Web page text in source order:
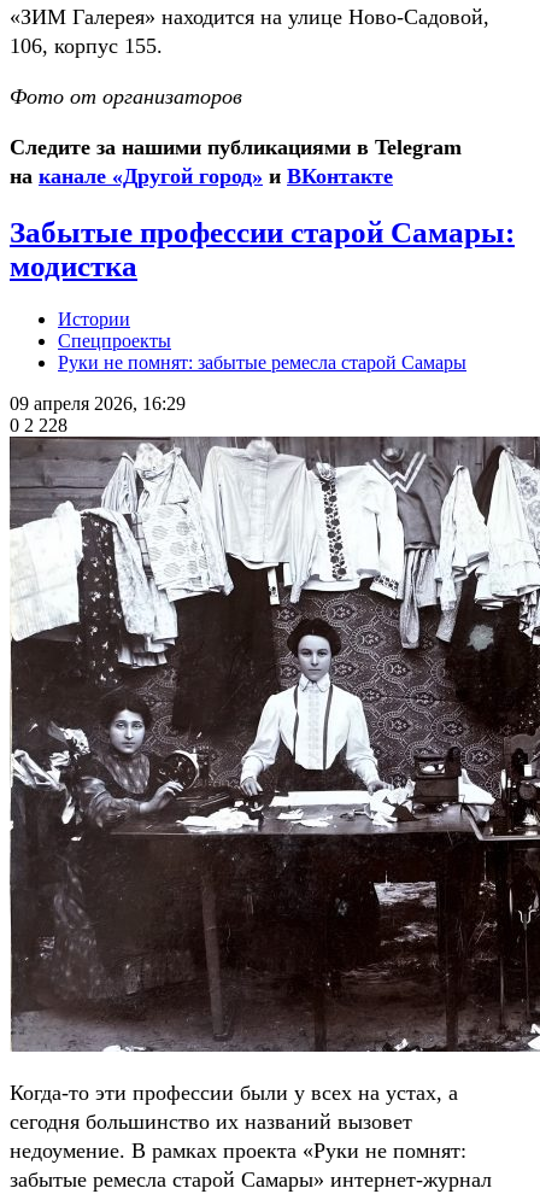
«ЗИМ Галерея» находится на улице Ново-Садовой,
106, корпус 155.
Фото от организаторов
Следите за нашими публикациями в Telegram
на канале «Другой город» и ВКонтакте
Забытые профессии старой Самары:
модистка
Истории
Спецпроекты
Руки не помнят: забытые ремесла старой Самары
09 апреля 2026, 16:29
0 2 228
Когда-то эти профессии были у всех на устах, а
сегодня большинство их названий вызовет
недоумение. В рамках проекта «Руки не помнят:
забытые ремесла старой Самары» интернет-журнал